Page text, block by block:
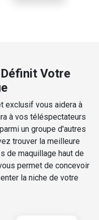
Définit Votre
exclusif vous aidera à
à vos téléspectateurs
un groupe d'autres
trouver la meilleure
de maquillage haut de
permet de concevoir
la niche de votre